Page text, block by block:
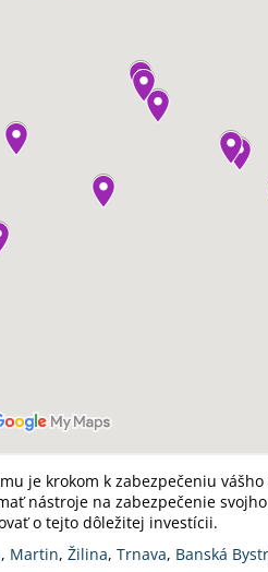
je krokom k zabezpečeniu
nástroje na zabezpečenie
o tejto dôležitej investícii.
, Martin, Žilina, Trnava, Banská